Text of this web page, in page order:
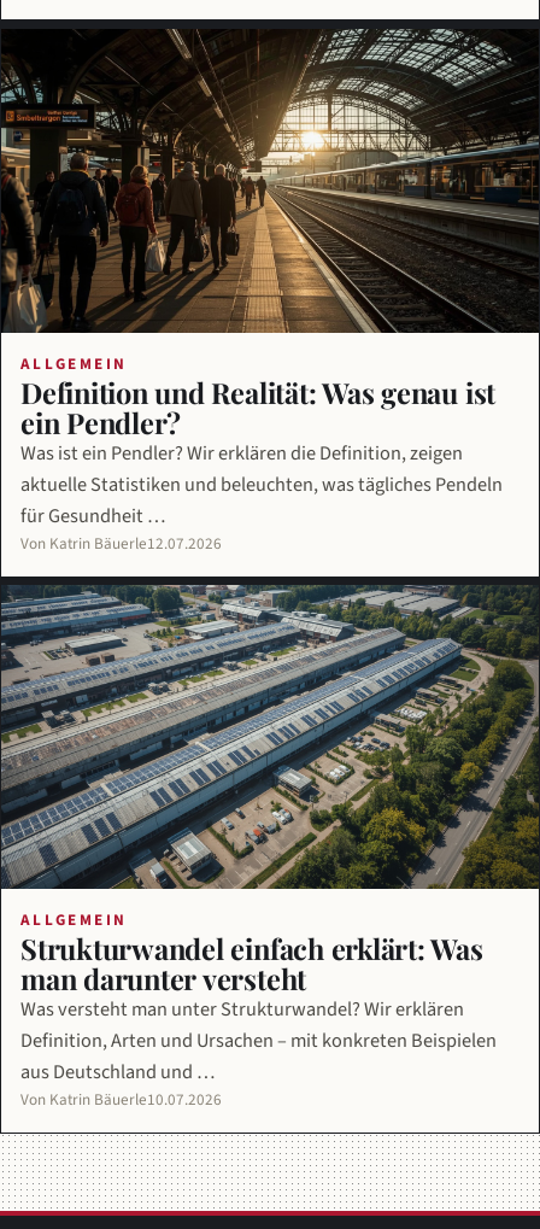
ALLGEMEIN
Definition und Realität: Was genau ist
ein Pendler?
Was ist ein Pendler? Wir erklären die Definition, zeigen
aktuelle Statistiken und beleuchten, was tägliches Pendeln
für Gesundheit …
Von Katrin Bäuerle12.07.2026
ALLGEMEIN
Strukturwandel einfach erklärt: Was
man darunter versteht
Was versteht man unter Strukturwandel? Wir erklären
Definition, Arten und Ursachen – mit konkreten Beispielen
aus Deutschland und …
Von Katrin Bäuerle10.07.2026